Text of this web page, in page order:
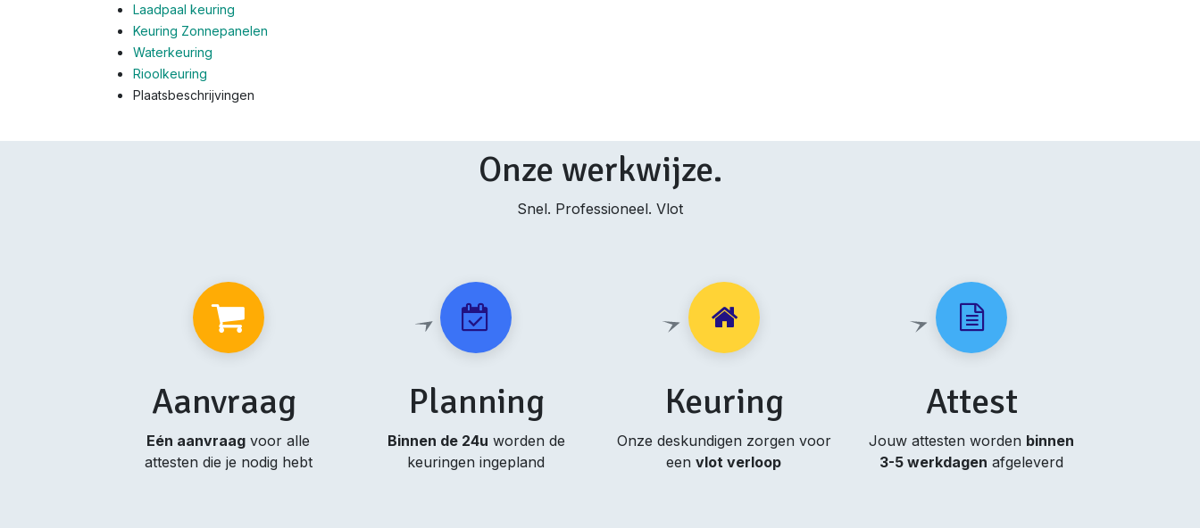
Laadpaal keuring
Keuring Zonnepanelen
Waterkeuring
Rioolkeuring
Plaatsbeschrijvingen
Onze werkwijze.
Snel. Professioneel. Vlot
Aanvraag
Eén aanvraag voor alle
attesten die je nodig hebt
Planning
Binnen de 24u worden de
keuringen ingepland
Keuring
Onze deskundigen zorgen voor
eenvlot verloop
Attest
Jouw attesten worden binnen
3-5 werkdagen afgeleverd